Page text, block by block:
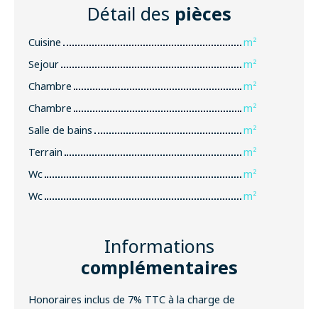
Détail des pièces
Cuisine
m²
Sejour
m²
Chambre
m²
Chambre
m²
Salle de bains
m²
Terrain
m²
Wc
m²
Wc
m²
Informations
complémentaires
Honoraires inclus de 7% TTC à la charge de